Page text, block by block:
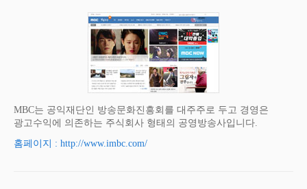
MBC는 공익재단인 방송문화진흥회를 대주주로 두고 경영은
광고수익에 의존하는 주식회사 형태의 공영방송사입니다.
홈페이지 : http://www.imbc.com/